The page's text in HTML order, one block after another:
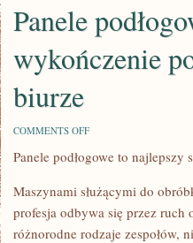
Panele
wykończenie
biurze
COMMENTS OFFON
PODŁOGOWE
SPOSÓB
NA
WYKOŃCZENIE
POSADZEK
Panele podłogowe to
Maszynami służącymi do
profesja odbywa się przez ruch
różnorodne rodzaje zespołów,